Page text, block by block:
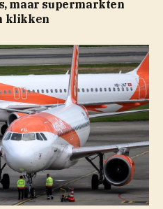
maar supermarkten
klikken